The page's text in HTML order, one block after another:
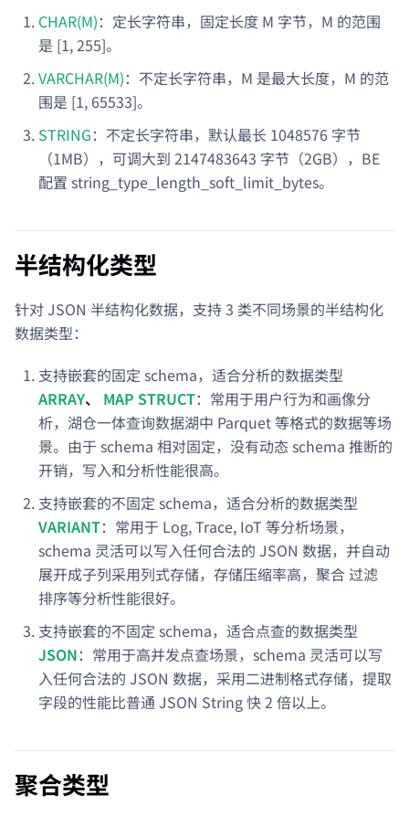
CHAR(M)：定长字符串，固定长度 M 字节，M 的范围
是 [1, 255]。
VARCHAR(M)：不定长字符串，M 是最大长度，M 的范
围是 [1, 65533]。
STRING：不定长字符串，默认最长 1048576 字节
（1MB），可调大到 2147483643 字节（2GB），BE
配置 string_type_length_soft_limit_bytes。
半结构化类型
针对 JSON 半结构化数据，支持 3 类不同场景的半结构化
数据类型：
支持嵌套的固定 schema，适合分析的数据类型
ARRAY、 MAP STRUCT：常用于用户行为和画像分
析，湖仓一体查询数据湖中 Parquet 等格式的数据等场
景。由于 schema 相对固定，没有动态 schema 推断的
开销，写入和分析性能很高。
支持嵌套的不固定 schema，适合分析的数据类型
VARIANT：常用于 Log, Trace, IoT 等分析场景，
schema 灵活可以写入任何合法的 JSON 数据，并自动
展开成子列采用列式存储，存储压缩率高，聚合 过滤
排序等分析性能很好。
支持嵌套的不固定 schema，适合点查的数据类型
JSON：常用于高并发点查场景，schema 灵活可以写
入任何合法的 JSON 数据，采用二进制格式存储，提取
字段的性能比普通 JSON String 快 2 倍以上。
聚合类型